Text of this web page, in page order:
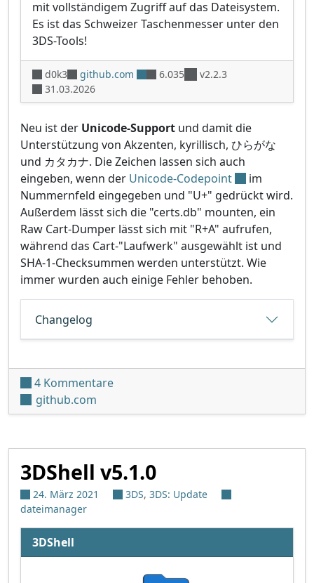
mit vollständigem Zugriff auf das Dateisystem.
Es ist das Schweizer Taschenmesser unter den
3DS-Tools!
d0k3 github.com 6.035
v2.2.3
31.03.2026
Neu ist der Unicode-Support und damit die
Unterstützung von Akzenten, kyrillisch, ひらがな
und カタカナ. Die Zeichen lassen sich auch
eingeben, wenn der Unicode-Codepoint
im
Nummernfeld eingegeben und "U+" gedrückt wird.
Außerdem lässt sich die "certs.db" mounten, ein
Raw Cart-Dumper lässt sich mit "R+A" aufrufen,
während das Cart-"Laufwerk" ausgewählt ist und
SHA-1-Checksummen werden unterstützt. Wie
immer wurden auch einige Fehler behoben.
Changelog
4 Kommentarezu GodMode9 v2.1.0
github.com
3DShell v5.1.0
24. März 2021 3DS, 3DS: Update
dateimanager
3DShell